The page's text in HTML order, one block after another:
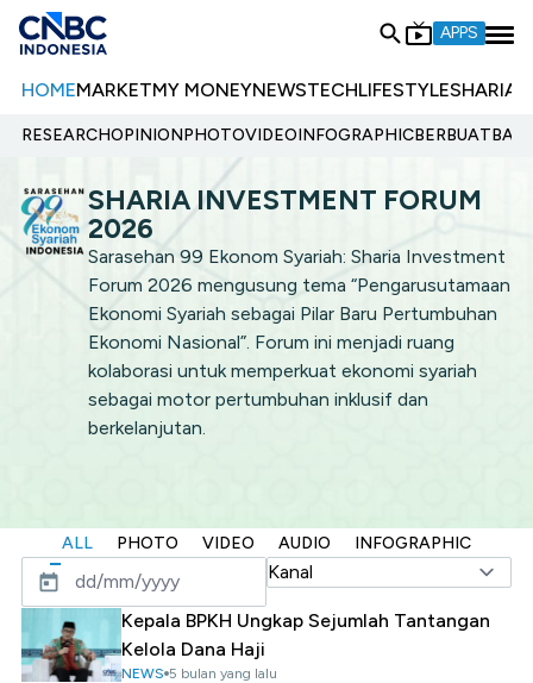
APPS
HOMEMARKETMY MONEYNEWSTECHLIFESTYLESHARIA
RESEARCHOPINIONPHOTOVIDEOINFOGRAPHIC
SHARIA INVESTMENT FORUM
2026
Sarasehan 99 Ekonom Syariah: Sharia Investment
Forum 2026 mengusung tema “Pengarusutamaan
Ekonomi Syariah sebagai Pilar Baru Pertumbuhan
Ekonomi Nasional”. Forum ini menjadi ruang
kolaborasi untuk memperkuat ekonomi syariah
sebagai motor pertumbuhan inklusif dan
berkelanjutan.
ALL PHOTO VIDEO AUDIO INFOGRAPHIC
Kepala BPKH Ungkap Sejumlah Tantangan
Kelola Dana Haji
NEWS 5 bulan yang lalu